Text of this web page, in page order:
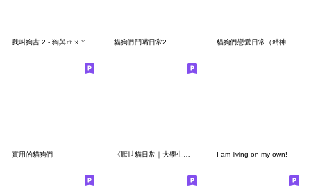
我叫狗吉 2 - 狗與ㄇㄨㄚˇ吉 貓狗們鬥嘴日常2 貓狗們戀愛日常（精神小貓)
實用的貓狗們 I am living on my own!